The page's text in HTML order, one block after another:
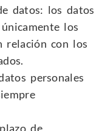
datos: los datos
los
relación con los
personales
de